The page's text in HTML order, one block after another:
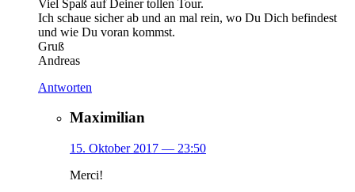
Viel Spaß auf Deiner tollen Tour.
Ich schaue sicher ab und an mal rein, wo Du Dich befindest
und wie Du voran kommst.
Gruß
Andreas
Antworten
Maximilian
15. Oktober 2017 — 23:50
Merci!